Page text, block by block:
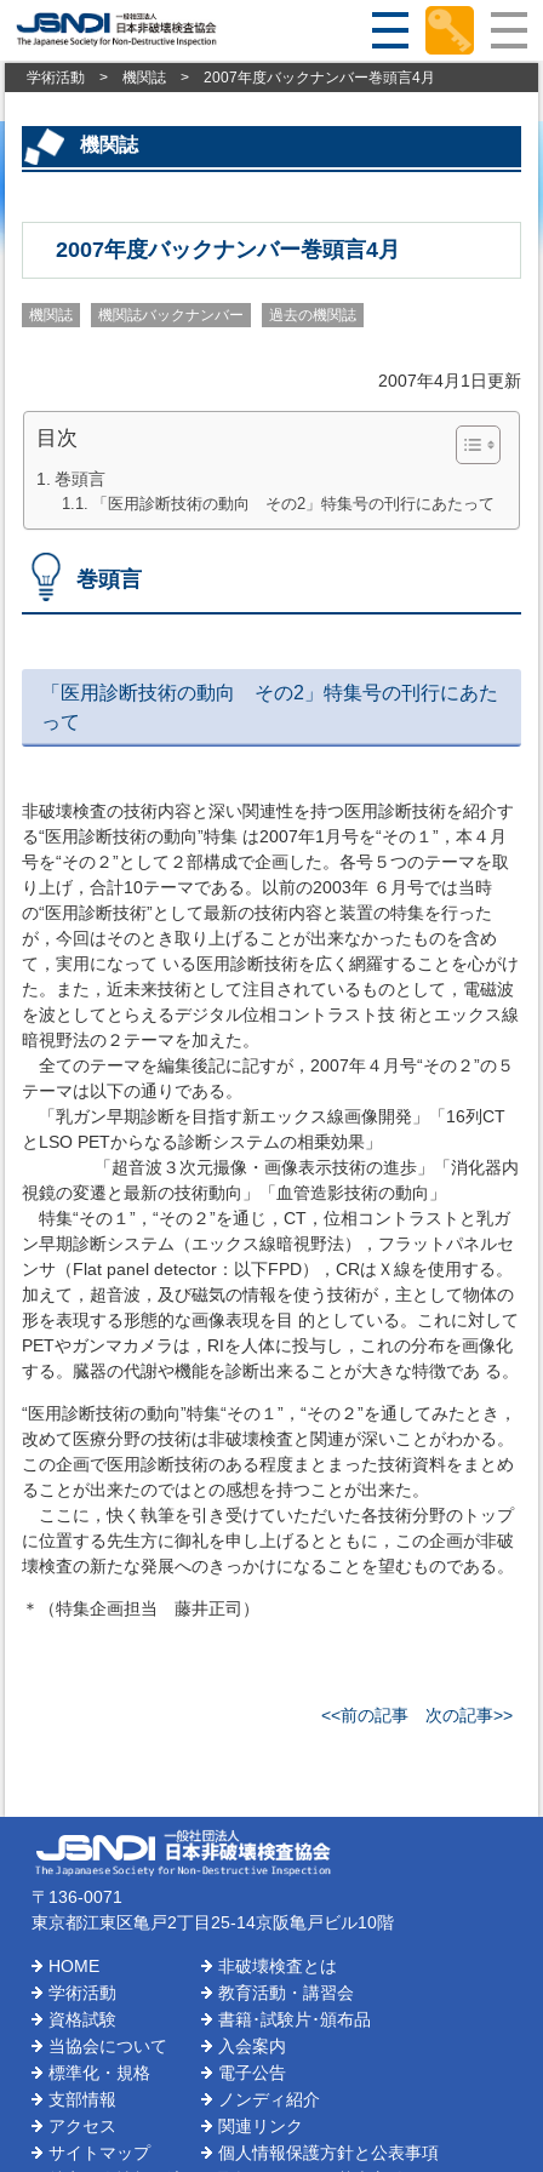
学術活動 > 機関誌 > 2007年度バックナンバー巻頭言4月
機関誌
2007年度バックナンバー巻頭言4月
機関誌 機関誌バックナンバー 過去の機関誌
2007年4月1日更新
目次
巻頭言
「医用診断技術の動向 その2」特集号の刊行にあたって
巻頭言
「医用診断技術の動向 その2」特集号の刊行にあた
って
非破壊検査の技術内容と深い関連性を持つ医用診断技術を紹介す
る“医用診断技術の動向”特集 は2007年1月号を“その１”，本４月
号を“その２”として２部構成で企画した。各号５つのテーマを取
り上げ，合計10テーマである。以前の2003年 ６月号では当時
の“医用診断技術”として最新の技術内容と装置の特集を行った
が，今回はそのとき取り上げることが出来なかったものを含め
て，実用になって いる医用診断技術を広く網羅することを心がけ
た。また，近未来技術として注目されているものとして，電磁波
を波としてとらえるデジタル位相コントラスト技 術とエックス線
暗視野法の２テーマを加えた。
全てのテーマを編集後記に記すが，2007年４月号“その２”の５
テーマは以下の通りである。
「乳ガン早期診断を目指す新エックス線画像開発」「16列CT
とLSO PETからなる診断システムの相乗効果」
「超音波３次元撮像・画像表示技術の進歩」「消化器内
視鏡の変遷と最新の技術動向」「血管造影技術の動向」
特集“その１”，“その２”を通じ，CT，位相コントラストと乳ガ
ン早期診断システム（エックス線暗視野法），フラットパネルセ
ンサ（Flat panel detector：以下FPD），CRはＸ線を使用する。
加えて，超音波，及び磁気の情報を使う技術が，主として物体の
形を表現する形態的な画像表現を目 的としている。これに対して
PETやガンマカメラは，RIを人体に投与し，これの分布を画像化
する。臓器の代謝や機能を診断出来ることが大きな特徴であ る。
“医用診断技術の動向”特集“その１”，“その２”を通してみたとき，
改めて医療分野の技術は非破壊検査と関連が深いことがわかる。
この企画で医用診断技術のある程度まとまった技術資料をまとめ
ることが出来たのではとの感想を持つことが出来た。
ここに，快く執筆を引き受けていただいた各技術分野のトップ
に位置する先生方に御礼を申し上げるとともに，この企画が非破
壊検査の新たな発展へのきっかけになることを望むものである。
＊（特集企画担当 藤井正司）
<<前の記事 次の記事>>
〒136-0071
東京都江東区亀戸2丁目25-14京阪亀戸ビル10階
HOME
非破壊検査とは
学術活動
教育活動・講習会
資格試験
書籍･試験片･頒布品
当協会について
入会案内
標準化・規格
電子公告
支部情報
ノンディ紹介
アクセス
関連リンク
サイトマップ
個人情報保護方針と公表事項